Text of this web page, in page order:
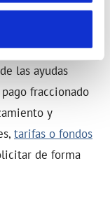
todas aquellas
las ayudas
fraccionado
y
tarifas o fondos
de forma